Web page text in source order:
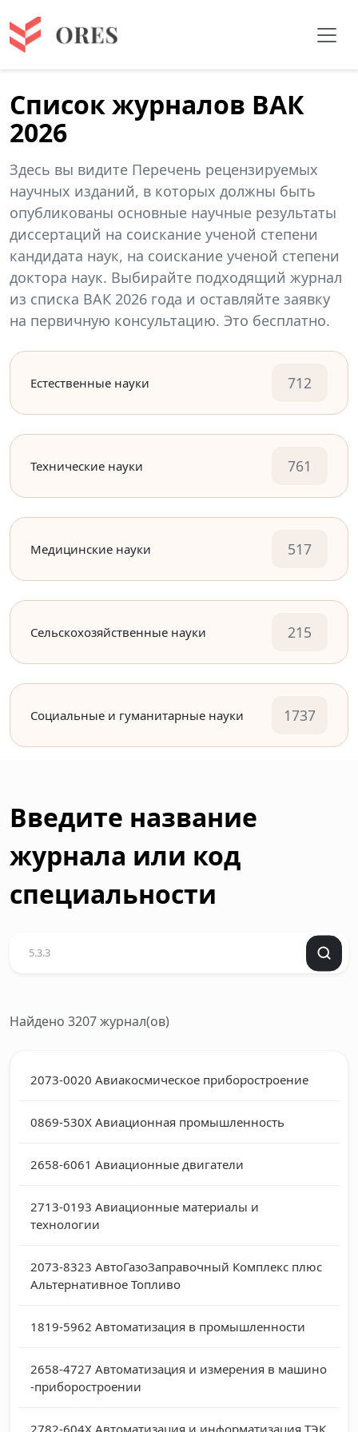
Список журналов ВАК
2026
Здесь вы видите Перечень рецензируемых
научных изданий, в которых должны быть
опубликованы основные научные результаты
диссертаций на соискание ученой степени
кандидата наук, на соискание ученой степени
доктора наук. Выбирайте подходящий журнал
из списка ВАК 2026 года и оставляйте заявку
на первичную консультацию. Это бесплатно.
Естественные науки 712
Технические науки 761
Медицинские науки 517
Сельскохозяйственные науки 215
Социальные и гуманитарные науки 1737
Введите название
журнала или код
специальности
Найдено 3207 журнал(ов)
2073-0020 Авиакосмическое приборостроение
0869-530X Авиационная промышленность
2658-6061 Авиационные двигатели
2713-0193 Авиационные материалы и
технологии
2073-8323 АвтоГазоЗаправочный Комплекс плюс
Альтернативное Топливо
1819-5962 Автоматизация в промышленности
2658-4727 Автоматизация и измерения в машино
-приборостроении
2782-604X Автоматизация и информатизация ТЭК